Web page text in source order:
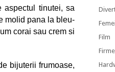
aspectul tinutei, sa
molid pana la bleu-
corai sau crem si
bijuterii frumoase,
Femei
Film